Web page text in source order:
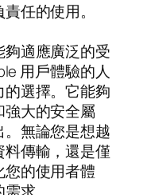
任的使用。
適應廣泛的受
用戶體驗的人
選擇。它能夠
大的安全屬
無論您是想越
傳輸，還是僅
的使用者體